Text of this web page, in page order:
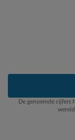
De genoemde cijfers